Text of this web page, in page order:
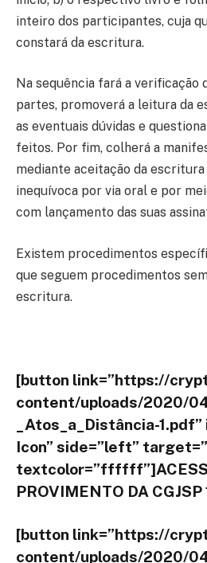
inteiro dos participantes, cuja
constará da escritura.
Na sequência fará a verificação
partes, promoverá a leitura da
as eventuais dúvidas e
feitos. Por fim, colherá a
mediante aceitação da
inequívoca por via oral e por
com lançamento das suas
Existem procedimentos
que seguem procedimentos
escritura.
[button link=”https://
content/uploads/2020/
_Atos_a_Distância-
Icon” side=”left”
PROVIMENTO DA
[button link=”https://
content/uploads/2020/